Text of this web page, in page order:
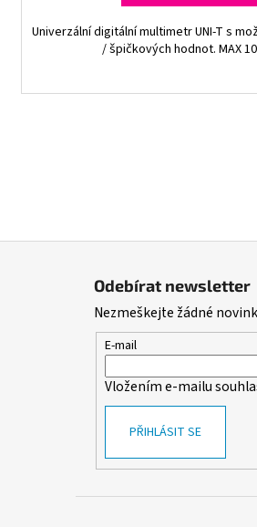
Univerzální digitální multimetr UNI-T s
/ špičkových hodnot. MAX
Odebírat newsletter
Nezmeškejte žádné
E-mail
Vložením e-mailu
PŘIHLÁSIT SE